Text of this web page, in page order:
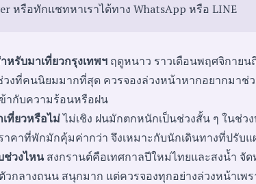
หรือทักแชทหาเราได้ทาง WhatsApp หรือ LINE
หรับมาเที่ยวกรุงเทพฯ ฤดูหนาว ราวเดือนพฤศจิกาย
วงที่คนนิยมมากที่สุด ควรจองล่วงหน้าหากอยากมาช่
ากับความร้อนหรือฝน
ที่ยวหรือไม่ไม่เชิง ฝนมักตกหนักเป็นช่วงสั้น ๆ ในช่ว
าคาที่พักมักคุ้มค่ากว่า จึงเหมาะกับนักเดินทางที่ปรับ
ช่วงไหนสงกรานต์คือเทศกาลปีใหม่ไทยและสงน้ำ จัด
ตัวกลางถนน สนุกมาก แต่ควรจองทุกอย่างล่วงหน้าเพ